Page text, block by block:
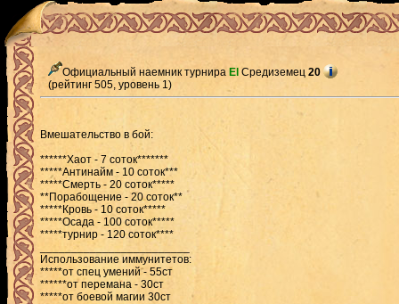
Официальный наемник турнира El Средиземец 20
(рейтинг 505, уровень 1)
Вмешательство в бой:
******Хаот - 7 соток*******
*****Антинайм - 10 соток***
*****Смерть - 20 соток*****
**Порабощение - 20 соток**
*****Кровь - 10 соток*****
*****Осада - 100 соток*****
*****турнир - 120 соток****
________________________
Использование иммунитетов:
*****от спец умений - 55ст
******от перемана - 30ст
*****от боевой магии 30ст